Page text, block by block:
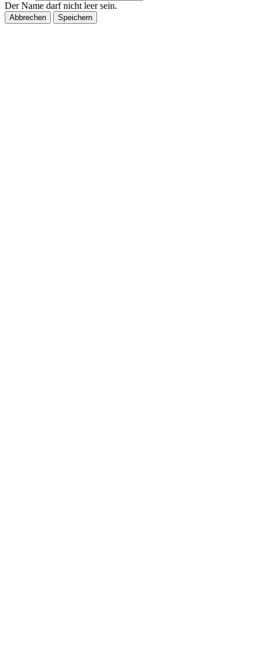
Der Name darf nicht leer sein.
Abbrechen Speichern